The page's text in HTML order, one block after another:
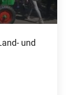
und